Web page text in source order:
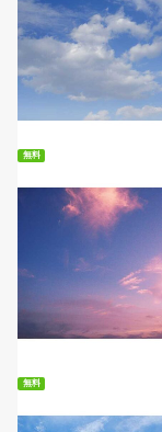
無料ダウンロ
無料
無料ダウンロ
無料